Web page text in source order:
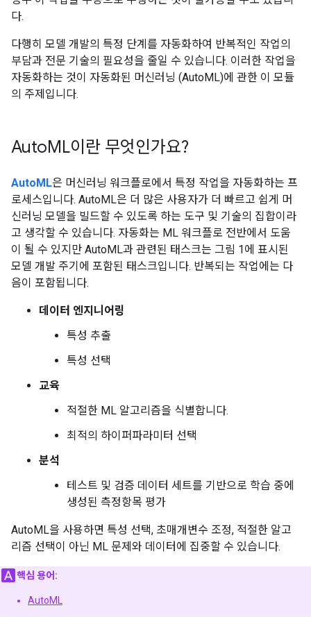
다.
다행히 모델 개발의 특정 단계를 자동화하여 반복적인 작업의
부담과 전문 기술의 필요성을 줄일 수 있습니다. 이러한 작업을
자동화하는 것이 자동화된 머신러닝 (AutoML)에 관한 이 모듈
의 주제입니다.
AutoML이란 무엇인가요?
AutoML은 머신러닝 워크플로에서 특정 작업을 자동화하는 프
로세스입니다. AutoML은 더 많은 사용자가 더 빠르고 쉽게 머
신러닝 모델을 빌드할 수 있도록 하는 도구 및 기술의 집합이라
고 생각할 수 있습니다. 자동화는 ML 워크플로 전반에서 도움
이 될 수 있지만 AutoML과 관련된 태스크는 그림 1에 표시된
모델 개발 주기에 포함된 태스크입니다. 반복되는 작업에는 다
음이 포함됩니다.
데이터 엔지니어링
특성 추출
특성 선택
교육
적절한 ML 알고리즘을 식별합니다.
최적의 하이퍼파라미터 선택
분석
테스트 및 검증 데이터 세트를 기반으로 학습 중에
생성된 측정항목 평가
AutoML을 사용하면 특성 선택, 초매개변수 조정, 적절한 알고
리즘 선택이 아닌 ML 문제와 데이터에 집중할 수 있습니다.
핵심 용어:
AutoML